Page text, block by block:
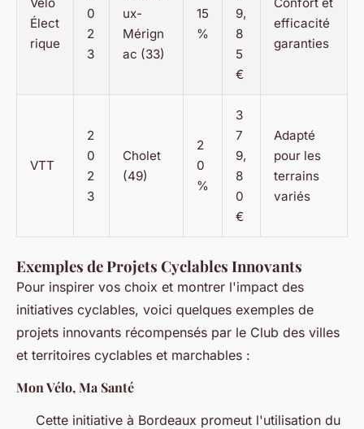
Élect
rique
0
2
3
ux-
Mérign
ac (33)
15
%
9,
8
5
€
efficacité
garanties
VTT
2
0
2
3
Cholet
(49)
2
0
%
3
7
9,
8
0
€
Adapté
pour les
terrains
variés
Exemples de Projets Cyclables Innovants
Pour inspirer vos choix et montrer l'impact des
initiatives cyclables, voici quelques exemples de
projets innovants récompensés par le Club des villes
et territoires cyclables et marchables :
Mon Vélo, Ma Santé
Cette initiative à Bordeaux promeut l'utilisation du